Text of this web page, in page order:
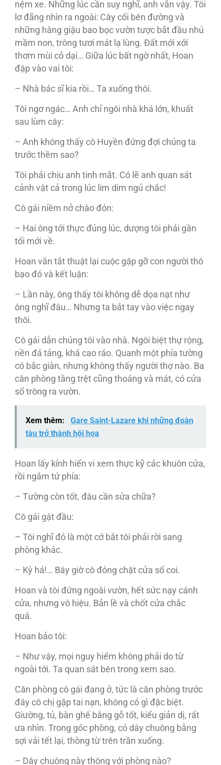
nệm xe. Những lúc cần suy nghĩ, anh vẫn vậy. Tôi
lơ đãng nhìn ra ngoài: Cây cối bên đường và
những hàng giậu bao bọc vườn tược bắt đầu nhú
mầm non, trông tươi mát lạ lùng. Đất mới xới
thơm mùi cỏ dại… Giữa lúc bất ngờ nhất, Hoan
đập vào vai tôi:
– Nhà bác sĩ kia rồi… Ta xuống thôi.
Tôi ngơ ngác… Anh chỉ ngôi nhà khá lớn, khuất
sau lùm cây:
– Anh không thấy cô Huyền đứng đợi chúng ta
trước thềm sao?
Tôi phải chịu anh tinh mắt. Có lẽ anh quan sát
cảnh vật cả trong lúc lim dim ngủ chắc!
Cô gái niềm nở chào đón:
– Hai ông tới thực đúng lúc, dượng tôi phải gần
tối mới về.
Hoan vắn tắt thuật lại cuộc gặp gỡ con người thô
bạo đó và kết luận:
– Lần này, ông thấy tôi không dễ dọa nạt như
ông nghĩ đâu… Nhưng ta bắt tay vào việc ngay
thôi.
Cô gái dẫn chúng tôi vào nhà. Ngôi biệt thự rộng,
nền đá tảng, khá cao ráo. Quanh một phía tường
có bắc giàn, nhưng không thấy người thợ nào. Ba
căn phòng tầng trệt cũng thoáng và mát, có cửa
sổ trông ra vườn.
Xem thêm:
Gare Saint-Lazare khi những đoàn
tàu trở thành hội họa
Hoan lấy kính hiển vi xem thực kỹ các khuôn cửa,
rồi ngắm tứ phía:
– Tường còn tốt, đâu cần sửa chữa?
Cô gái gật đầu:
– Tôi nghĩ đó là một cớ bắt tôi phải rời sang
phòng khác.
– Kỳ há!… Bây giờ cô đóng chặt cửa sổ coi.
Hoan và tôi đứng ngoài vườn, hết sức nạy cánh
cửa, nhưng vô hiệu. Bản lề và chốt cửa chắc
quá.
Hoan bảo tôi:
– Như vậy, mọi nguy hiểm không phải do từ
ngoài tới. Ta quan sát bên trong xem sao.
Căn phòng cô gái đang ở, tức là căn phòng trước
đây cô chị gặp tai nạn, không có gì đặc biệt.
Giường, tủ, bàn ghế bằng gỗ tốt, kiểu giản dị, rất
ưa nhìn. Trong góc phòng, có dây chuông bằng
sợi vải tết lại, thòng từ trên trần xuống.
– Dây chuông này thông với phòng nào?